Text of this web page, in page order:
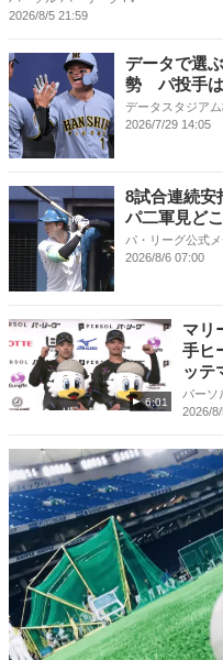
2026/8/5 21:59
データで選
勢 パ投手は
データスタジア
2026/7/29 14:05
8試合連続
パ二軍見どこ
パ・リーグ公式
2026/8/6 07:00
6:01
マリ
手ヒ
ッテ
パーソ
2026/